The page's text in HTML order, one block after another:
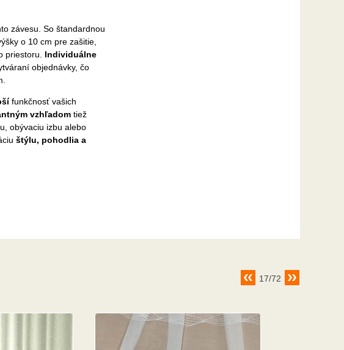
závesu. So štandardnou
o 10 cm pre zašitie,
priestoru. Individuálne
objednávky, čo
funkčnosť vašich
vzhľadom tiež
obývaciu izbu alebo
štýlu, pohodlia a
17/72